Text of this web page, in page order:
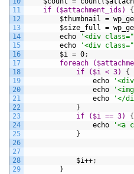
11
12
13
14
15
16
17
18
19
20
21
22
23
24
25
26
27
28
29
if ($attachment_ids) {
$thumbnail =
$size_full =
echo
'<div
echo
'<div
$i = 0;
foreach
if ($i < 3) {
echo
echo
echo
'</
}
if ($i == 3) {
echo
'<a
}
$i++;
}